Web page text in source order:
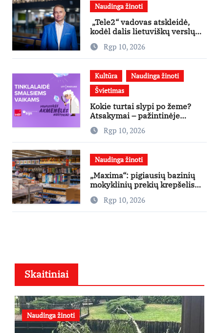
Naudinga žinoti
„Tele2“ vadovas atskleidė,
kodėl dalis lietuviškų verslų
taip ir neperžengia Lietuvos
ribųRgp 10, 2026
Kultūra
Naudinga žinoti
Švietimas
Kokie turtai slypi po žeme?
Atsakymai – pažintinėje
tinklalaidėje vaikams
Rgp 10, 2026
Naudinga žinoti
„Maxima“: pigiausių bazinių
mokyklinių prekių krepšelis
šiemet kainuoja mažiausiai
nuo 2022-ųjų
Rgp 10, 2026
Skaitiniai
Naudinga žinoti